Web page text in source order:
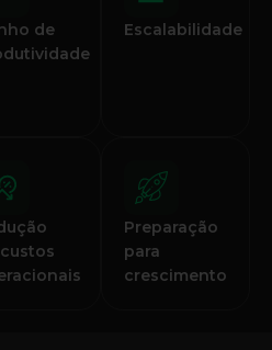
de
Escalabilidade
Preparação
para
crescimento